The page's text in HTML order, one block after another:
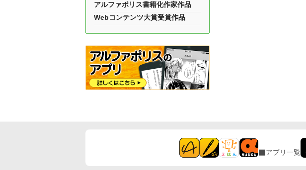
アルファポリス書籍化作家作品
Webコンテンツ大賞受賞作品
アプリ一覧